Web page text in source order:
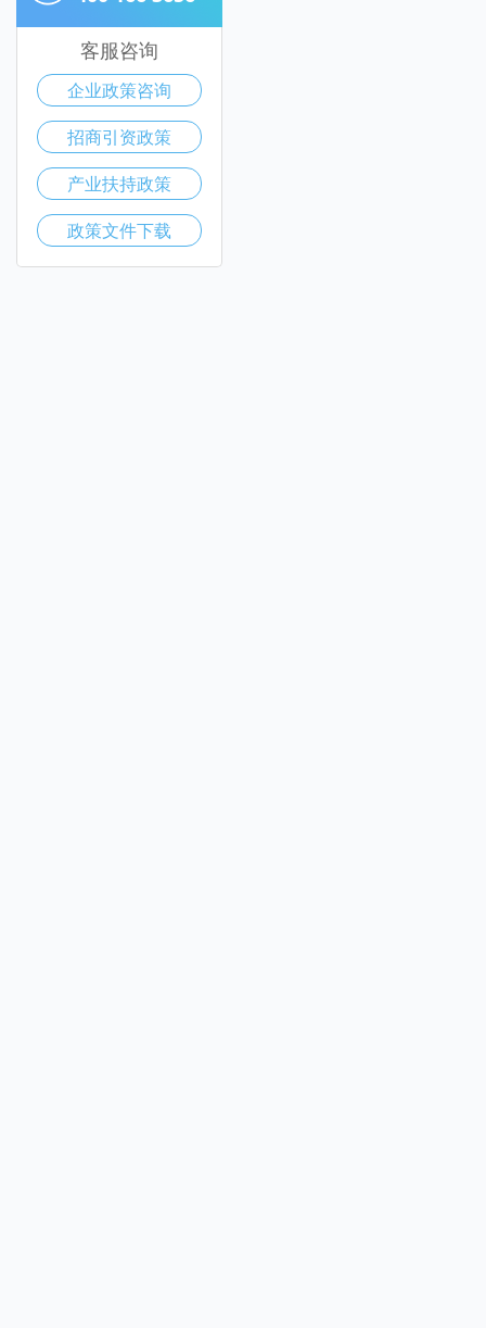
客服咨询
企业政策咨询
招商引资政策
产业扶持政策
政策文件下载